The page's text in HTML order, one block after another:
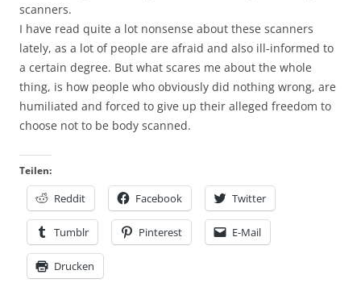
scanners.
I have read quite a lot nonsense about these scanners
lately, as a lot of people are afraid and also ill-informed to
a certain degree. But what scares me about the whole
thing, is how people who obviously did nothing wrong, are
humiliated and forced to give up their alleged freedom to
choose not to be body scanned.
Teilen:
Reddit Facebook Twitter
Tumblr Pinterest E-Mail
Drucken